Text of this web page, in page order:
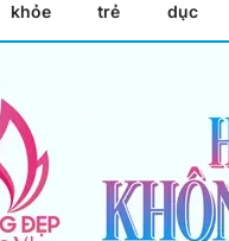
khỏe
trẻ
dục